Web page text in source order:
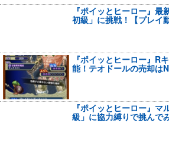
『ポイッとヒーロー』
初級」に挑戦！【プレイ
『ポイッとヒーロー』R
能！テオドールの売却は
『ポイッとヒーロー』
級」に協力縛りで挑んで